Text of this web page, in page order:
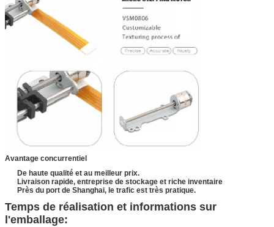
Avantage concurrentiel
De haute qualité et au meilleur prix.
Livraison rapide, entreprise de stockage et riche inventaire
Près du port de Shanghai, le trafic est très pratique.
Temps de réalisation et informations sur
l'emballage: